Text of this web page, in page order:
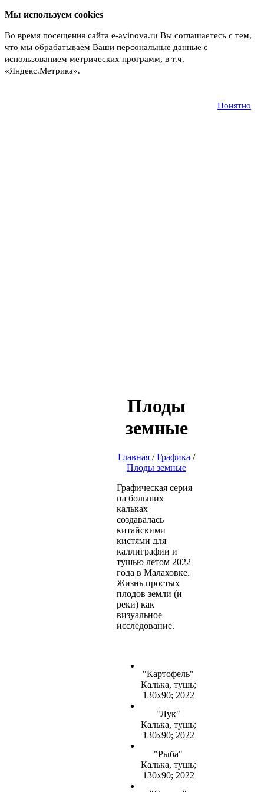
Мы используем cookies
Во время посещения сайта e-avinova.ru Вы соглашаетесь с тем,
что мы обрабатываем Ваши персональные данные с
использованием метрических программ, в т.ч.
«Яндекс.Метрика».
Понятно
Плоды
земные
Главная / Графика /
Плоды земные
Графическая серия
на больших
кальках
создавалась
китайскими
кистями для
каллиграфии и
тушью летом 2022
года в Малаховке.
Жизнь простых
плодов земли (и
реки) как
визуальное
исследование.
"Картофель"
Калька, тушь;
130х90; 2022
"Лук"
Калька, тушь;
130х90; 2022
"Рыба"
Калька, тушь;
130х90; 2022